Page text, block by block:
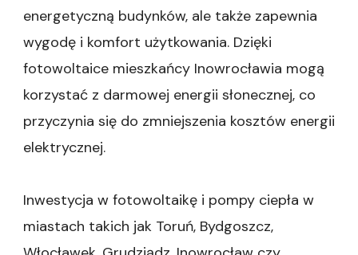
energetyczną budynków, ale także zapewnia
wygodę i komfort użytkowania. Dzięki
fotowoltaice mieszkańcy Inowrocławia mogą
korzystać z darmowej energii słonecznej, co
przyczynia się do zmniejszenia kosztów energii
elektrycznej.
Inwestycja w fotowoltaikę i pompy ciepła w
miastach takich jak Toruń, Bydgoszcz,